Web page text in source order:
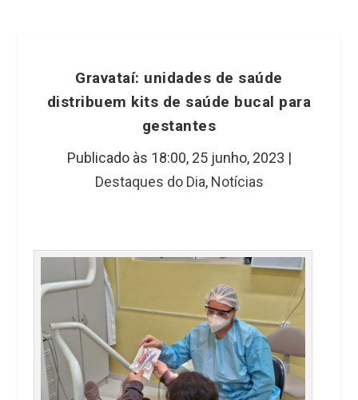
Gravataí: unidades de saúde
distribuem kits de saúde bucal para
gestantes
Publicado às 18:00, 25 junho, 2023 |
Destaques do Dia, Notícias